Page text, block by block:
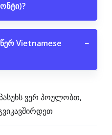
Vietnamese
−
ვერ პოულობთ,